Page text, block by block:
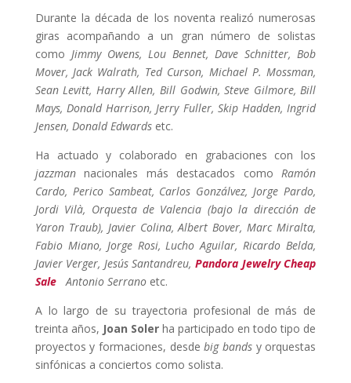
Durante la década de los noventa realizó numerosas
giras acompañando a un gran número de solistas
como Jimmy Owens, Lou Bennet, Dave Schnitter, Bob
Mover, Jack Walrath, Ted Curson, Michael P. Mossman,
Sean Levitt, Harry Allen, Bill Godwin, Steve Gilmore, Bill
Mays, Donald Harrison, Jerry Fuller, Skip Hadden, Ingrid
Jensen, Donald Edwardsetc.
Ha actuado y colaborado en grabaciones con los
jazzmannacionales más destacados comoRamón
Cardo, Perico Sambeat, Carlos Gonzálvez, Jorge Pardo,
Jordi Vilà, Orquesta de Valencia (bajo la dirección de
Yaron Traub), Javier Colina, Albert Bover, Marc Miralta,
Fabio Miano, Jorge Rosi, Lucho Aguilar, Ricardo Belda,
Javier Verger, Jesús Santandreu,Pandora Jewelry Cheap
SaleAntonio Serranoetc.
A lo largo de su trayectoria profesional de más de
treinta años, Joan Solerha participado en todo tipo de
proyectos y formaciones, desdebig bandsy orquestas
sinfónicas a conciertos como solista.